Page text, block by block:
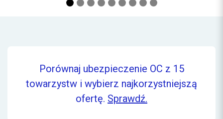
Porównaj ubezpieczenie OC z 15
towarzystw i wybierz najkorzystniejszą
ofertę. Sprawdź.